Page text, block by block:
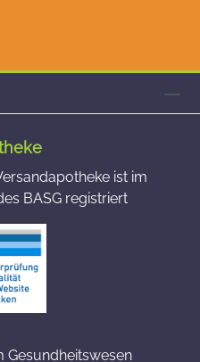
ist im
BASG registriert
Gesundheitswesen